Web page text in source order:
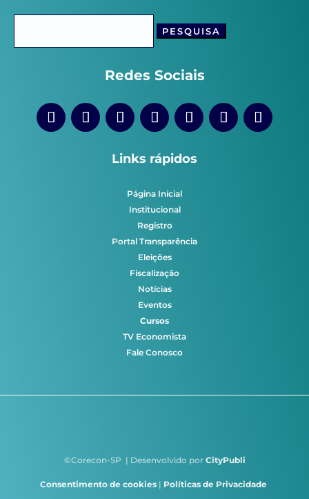
Redes Sociais
Links rápidos
Página Inicial
Institucional
Registro
Portal Transparência
Eleições
Fiscalização
Notícias
Eventos
Cursos
TV Economista
Fale Conosco
©Corecon-SP | Desenvolvido por CityPubli
Consentimento de cookies | Políticas de Privacidade